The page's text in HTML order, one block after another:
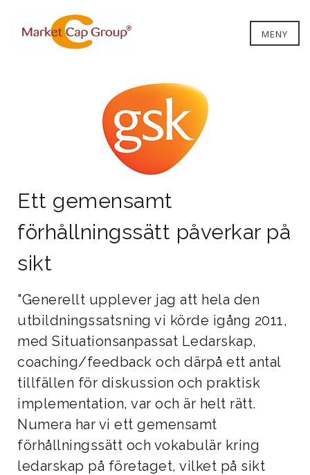
MENY
Ett gemensamt
förhållningssätt påverkar på
sikt
"Generellt upplever jag att hela den
utbildningssatsning vi körde igång 2011,
med Situationsanpassat Ledarskap,
coaching/feedback och därpå ett antal
tillfällen för diskussion och praktisk
implementation, var och är helt rätt.
Numera har vi ett gemensamt
förhållningssätt och vokabulär kring
ledarskap på företaget, vilket på sikt